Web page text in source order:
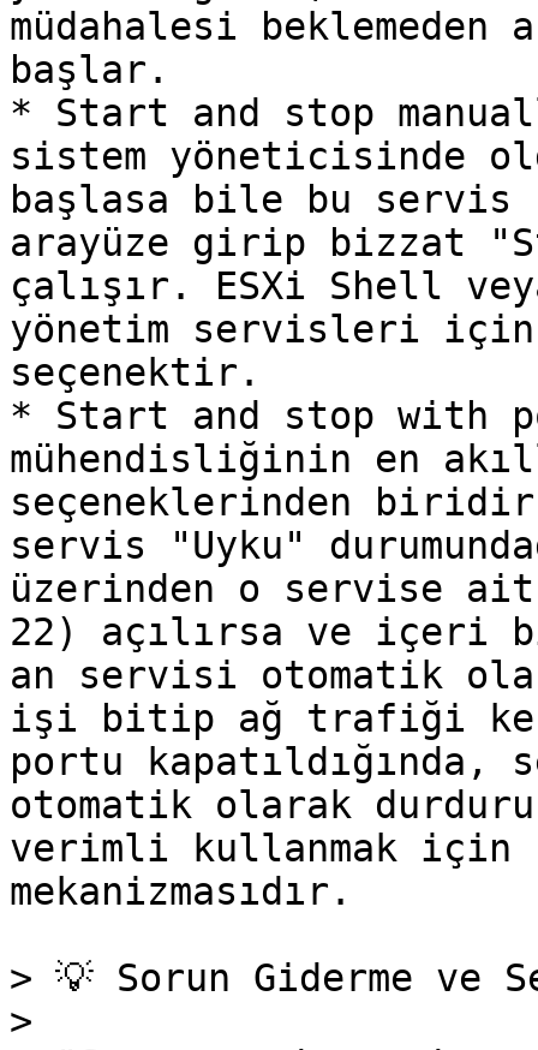
müdahalesi beklemeden
başlar.
* Start and stop
sistem yöneticisinde
başlasa bile bu servis
arayüze girip bizzat
çalışır. ESXi Shell
yönetim servisleri
seçenektir.
* Start and stop with
mühendisliğinin en
seçeneklerinden
servis "Uyku"
üzerinden o servise
22) açılırsa ve içeri
an servisi otomatik
işi bitip ağ trafiği
portu kapatıldığında,
otomatik olarak
verimli kullanmak için
mekanizmasıdır.
> 💡 Sorun Giderme ve
>